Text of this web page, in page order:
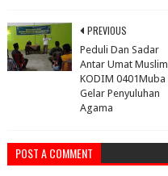
PREVIOUS
Peduli Dan Sadar
Antar Umat Muslim
KODIM 0401Muba
Gelar Penyuluhan
Agama
POST A COMMENT